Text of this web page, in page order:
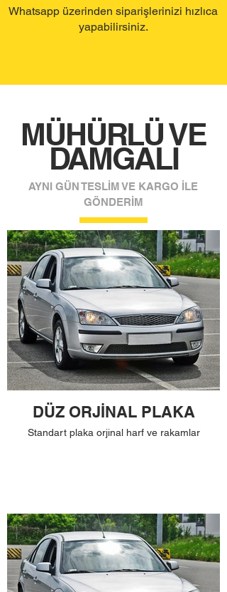
Whatsapp üzerinden siparişlerinizi hızlıca
yapabilirsiniz.
MÜHÜRLÜ VE
DAMGALI
AYNI GÜN TESLİM VE KARGO İLE
GÖNDERİM
DÜZ ORJİNAL PLAKA
Standart plaka orjinal harf ve rakamlar